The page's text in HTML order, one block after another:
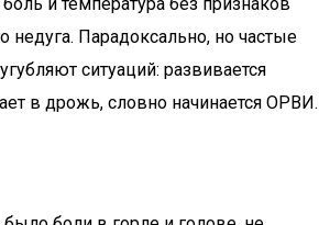
недуга. Парадоксально, но частые
ситуаций: развивается
в дрожь, словно начинается ОРВИ.